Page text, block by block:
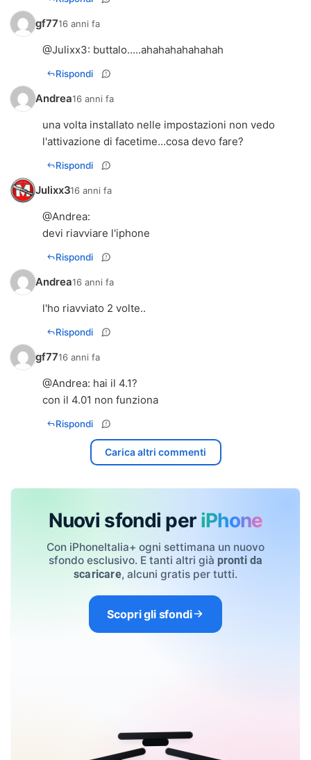
gf7716 anni fa
@Julixx3: buttalo.....ahahahahahahah
Rispondi
Andrea16 anni fa
una volta installato nelle impostazioni non vedo
l'attivazione di facetime...cosa devo fare?
Rispondi
Julixx316 anni fa
@Andrea:
devi riavviare l'iphone
Rispondi
Andrea16 anni fa
l'ho riavviato 2 volte..
Rispondi
gf7716 anni fa
@Andrea: hai il 4.1?
con il 4.01 non funziona
Rispondi
Carica altri commenti
Nuovi sfondi per iPhone
Con iPhoneItalia+ ogni settimana un nuovo
sfondo esclusivo. E tanti altri già pronti da
scaricare, alcuni gratis per tutti.
Scopri gli sfondi